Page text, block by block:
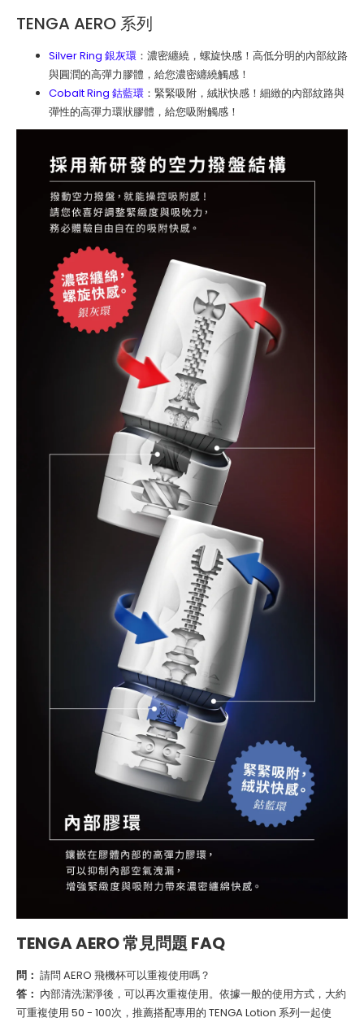
TENGA AERO 系列
Silver Ring 銀灰環 ：濃密纏繞，螺旋快感！高低分明的內部紋路
與圓潤的高彈力膠體，給您濃密纏繞觸感！
Cobalt Ring 鈷藍環 ：緊緊吸附，絨狀快感！細緻的內部紋路與
彈性的高彈力環狀膠體，給您吸附觸感！
TENGA AERO 常見問題 FAQ
問： 請問 AERO 飛機杯可以重複使用嗎？
答： 內部清洗潔淨後，可以再次重複使用。依據一般的使用方式，大約
可重複使用 50 - 100次，推薦搭配專用的 TENGA Lotion 系列一起使